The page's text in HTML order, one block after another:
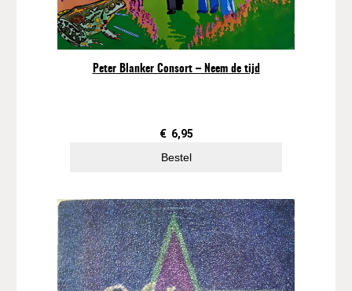
t
i
e
R
e
a
d
y
a
Peter Blanker Consort – Neem de tijd
€ 6,95
Bestel